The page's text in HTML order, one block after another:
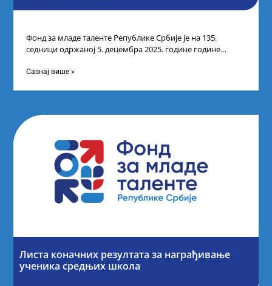
Фонд за младе таленте Републике Србије је на 135.
седници одржаној 5. децембра 2025. године године
Сазнај више »
Листа коначних резултата за награђивање
ученика средњих школа